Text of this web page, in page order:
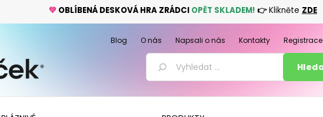
💚 OBLÍBENÁ DESKOVÁ HRA ZRÁDCI OPĚT SKLADEM! 👉Klikněte ZDE
Blog O nás Napsali o nás Kontakty Registrace